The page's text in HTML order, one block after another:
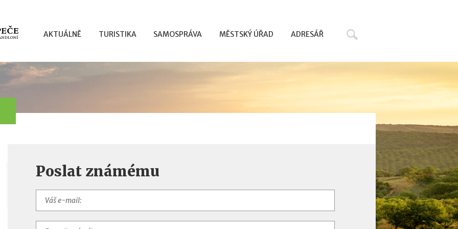
AKTUÁLNĚ TURISTIKA SAMOSPRÁVA MĚSTSKÝ ÚŘAD ADRESÁŘ
Poslat známému